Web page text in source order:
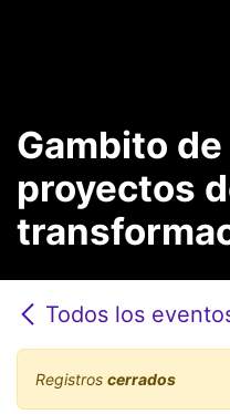
Gambito
proyectos
Todos los
Registros cerrados